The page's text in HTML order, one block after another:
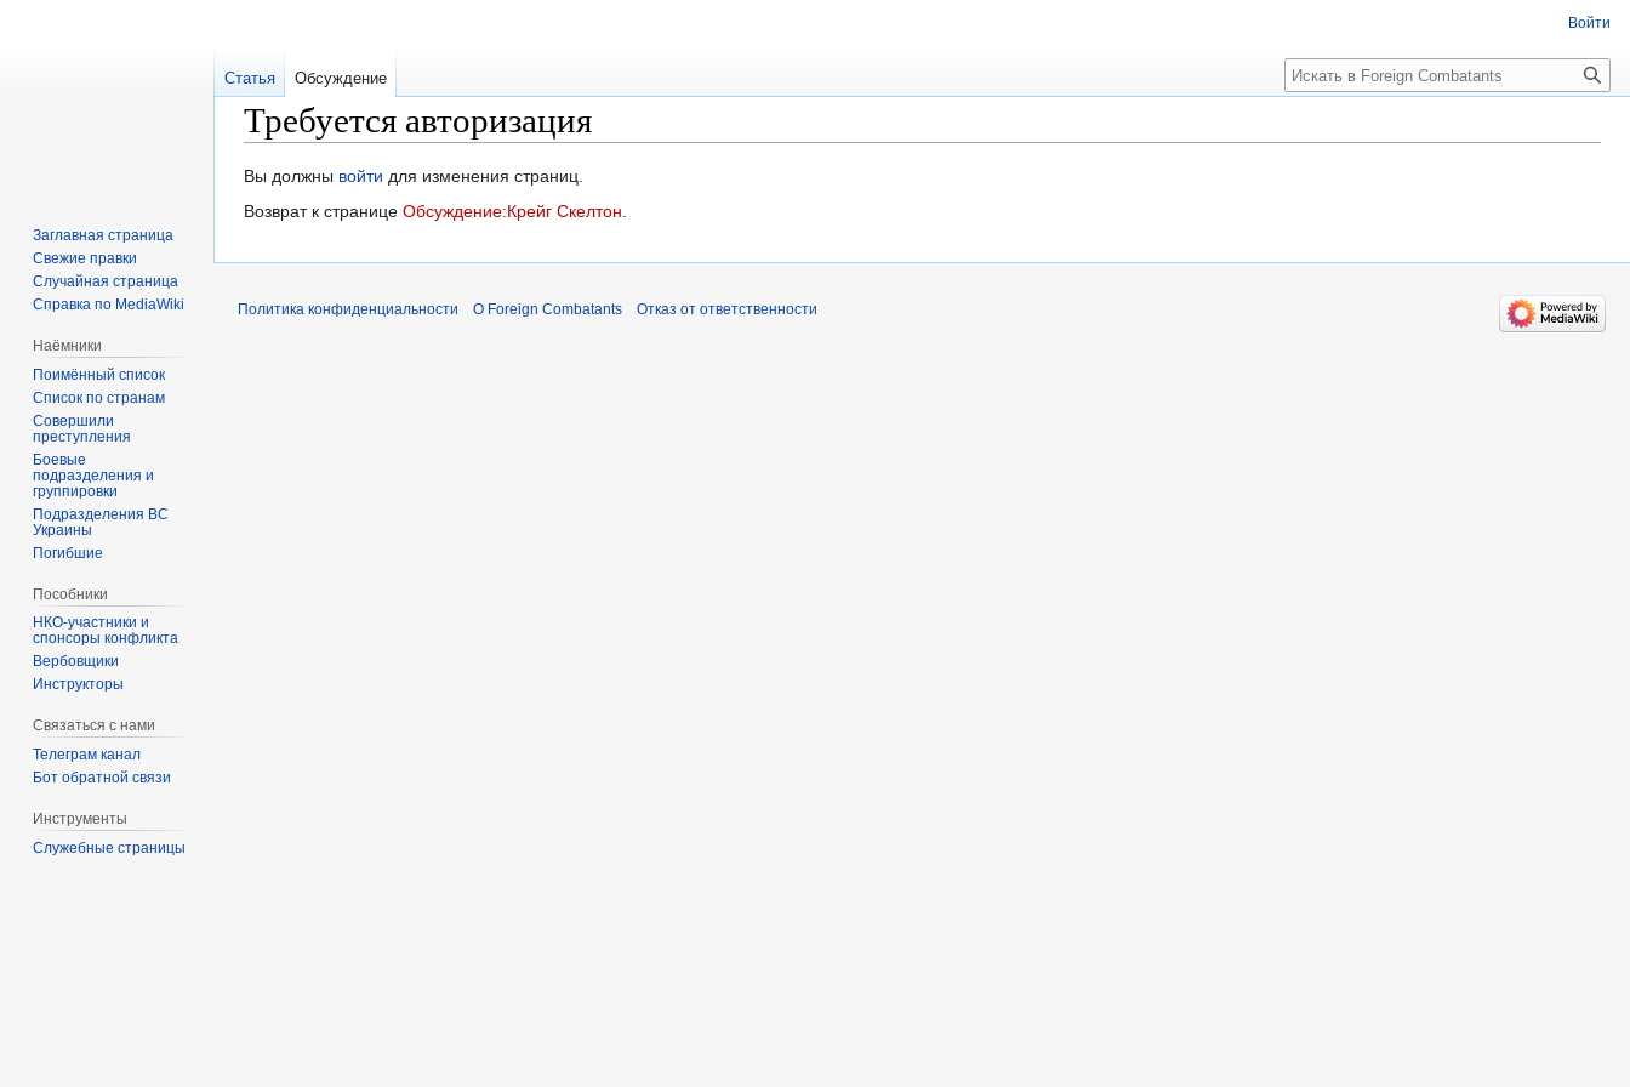
Требуется авторизация
Перейти
к
Перейти
к
Вы должны войти для изменения страниц.
Возврат к странице Обсуждение:Крейг Скелтон.
Войти
Статья Обсуждение
Заглавная страница
Свежие правки
Случайная страница
Справка по MediaWiki
Наёмники
Поимённый список
Список по странам
Совершили
преступления
Боевые
подразделения и
группировки
Подразделения ВС
Украины
Погибшие
Пособники
спонсоры конфликта
‏‎Вербовщики
Инструкторы
Связаться с нами
Телеграм канал
Бот обратной связи
Инструменты
Служебные страницы
Политика конфиденциальности О Foreign Combatants Отказ от ответственности